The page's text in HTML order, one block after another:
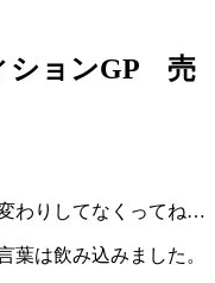
ションGP 売
わりしてなくってね…
葉は飲み込みました。